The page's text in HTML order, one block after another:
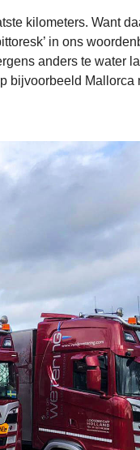
kilometers. Want
in ons
anders te water
bijvoorbeeld Mallorca